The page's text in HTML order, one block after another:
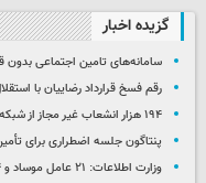
گزیده اخبار
سامانه‌های تامین اجتماعی
رقم فسخ قرارداد رضاییان با استقلال فقط
۱۹۴ هزار انشعاب غیر مجاز از شبکه برق جمع‌آوری شد
پنتاگون جلسه اضطراری برای
وزارت اطلاعات: ۲۱ عامل موساد و ۴ عضو باندهای مسلح بازداشت شدند